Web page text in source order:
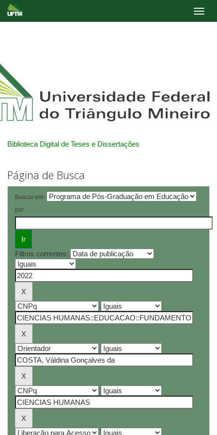
Biblioteca Digital de Teses e Dissertações
Página de Busca
Buscar em:
por
Filtros correntes: